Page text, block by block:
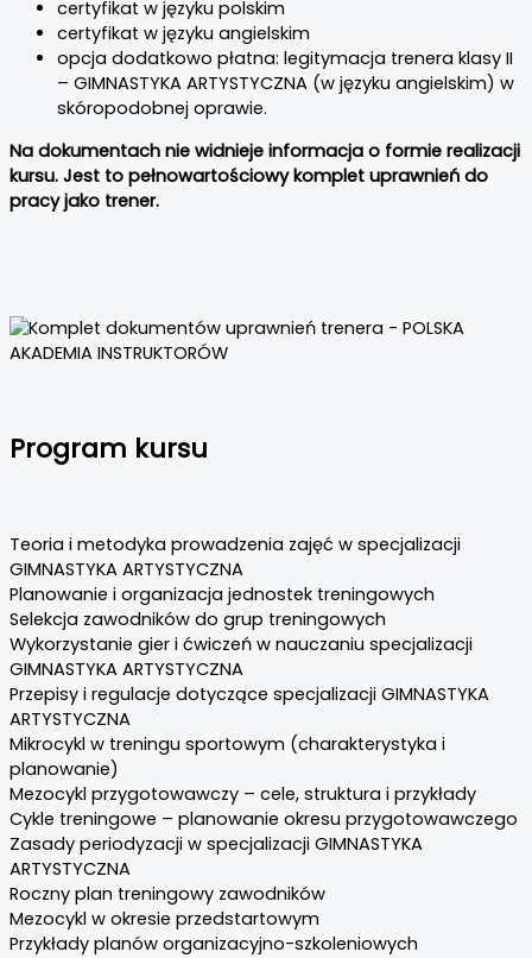
certyfikat w języku polskim
certyfikat w języku angielskim
opcja dodatkowo płatna: legitymacja trenera klasy II
– GIMNASTYKA ARTYSTYCZNA (w języku angielskim) w
skóropodobnej oprawie.
Na dokumentach nie widnieje informacja o formie realizacji
kursu. Jest to pełnowartościowy komplet uprawnień do
pracy jako trener.
Program kursu
Teoria i metodyka prowadzenia zajęć w specjalizacji
GIMNASTYKA ARTYSTYCZNA
Planowanie i organizacja jednostek treningowych
Selekcja zawodników do grup treningowych
Wykorzystanie gier i ćwiczeń w nauczaniu specjalizacji
GIMNASTYKA ARTYSTYCZNA
Przepisy i regulacje dotyczące specjalizacji GIMNASTYKA
ARTYSTYCZNA
Mikrocykl w treningu sportowym (charakterystyka i
planowanie)
Mezocykl przygotowawczy – cele, struktura i przykłady
Cykle treningowe – planowanie okresu przygotowawczego
Zasady periodyzacji w specjalizacji GIMNASTYKA
ARTYSTYCZNA
Roczny plan treningowy zawodników
Mezocykl w okresie przedstartowym
Przykłady planów organizacyjno-szkoleniowych